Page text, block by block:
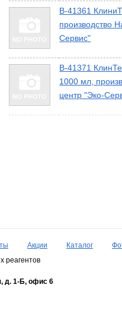
В-41361
производство
Сервис"
В-41371
1000 мл,
центр "Эко-
Акции Каталог
реагентов
д. 1-Б, офис 6